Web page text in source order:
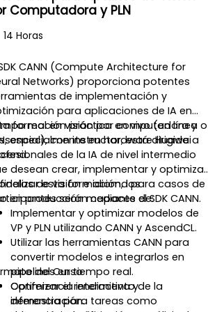
Computadora y PLN
14 Horas
CANN (Compute Architecture for
Networks) proporciona potentes
de implementación y
para aplicaciones de IA en
real en visión por computadora y
especialmente en hardware Huawei
formación práctica en vivo (en línea o
con instructor, está dirigida a
de la IA de nivel intermedio
desean crear, implementar y optimizar
de visión e idioma para casos de
en producción mediante el SDK CANN.
esta formación, los
serán capaces de:
Implementar y optimizar modelos de
VP y PLN utilizando CANN y AscendCL.
Utilizar las herramientas CANN para
convertir modelos e integrarlos en
pipelines en tiempo real.
Optimizar el rendimiento de la
inferencia para tareas como
del Curso
Conferencia interactiva y
demostración.